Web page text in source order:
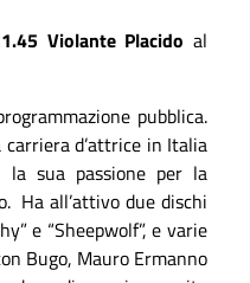
Violante Placido al
pubblica.
d’attrice in Italia
la sua passione per la
Ha all’attivo due dischi
e “Sheepwolf”, e varie
Bugo, Mauro Ermanno